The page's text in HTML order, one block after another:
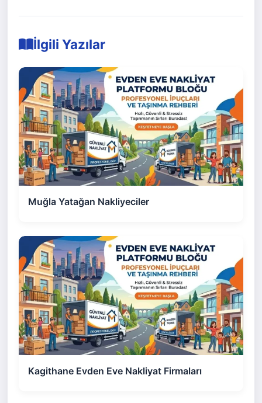
İlgili Yazılar
Muğla Yatağan Nakliyeciler
Kagithane Evden Eve Nakliyat Firmaları